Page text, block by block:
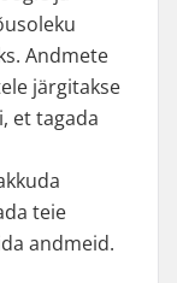
Andmete
järgitakse
et tagada
teie
andmeid.